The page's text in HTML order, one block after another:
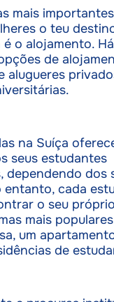
mais
o teu
o alojamento.
de
alugueres
na Suíça
seus estudantes
dependendo dos
entanto, cada
o seu
mais
um
de